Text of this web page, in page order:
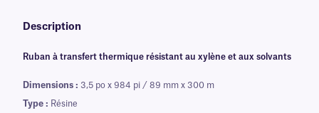
Description
Ruban à transfert thermique résistant au xylène et aux solvants
Dimensions : 3,5 po x 984 pi / 89 mm x 300 m
Type : Résine